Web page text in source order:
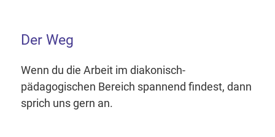
Der Weg
Wenn du die Arbeit im diakonisch-
pädagogischen Bereich spannend findest, dann
sprich uns gern an.